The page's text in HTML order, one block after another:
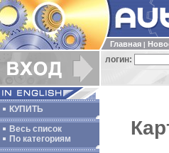
Главная
логин:
КУПИТЬ
Весь список
По категориям